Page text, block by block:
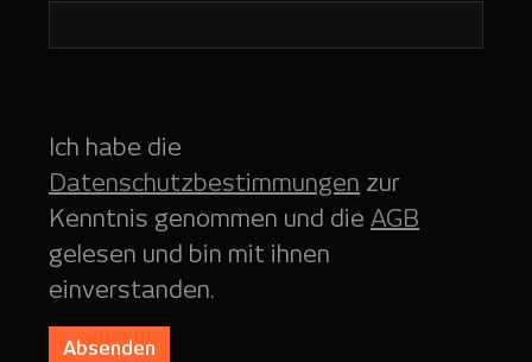
Ich habe die
Datenschutzbestimmungen zur
Kenntnis genommen und die AGB
gelesen und bin mit ihnen
einverstanden.
Absenden